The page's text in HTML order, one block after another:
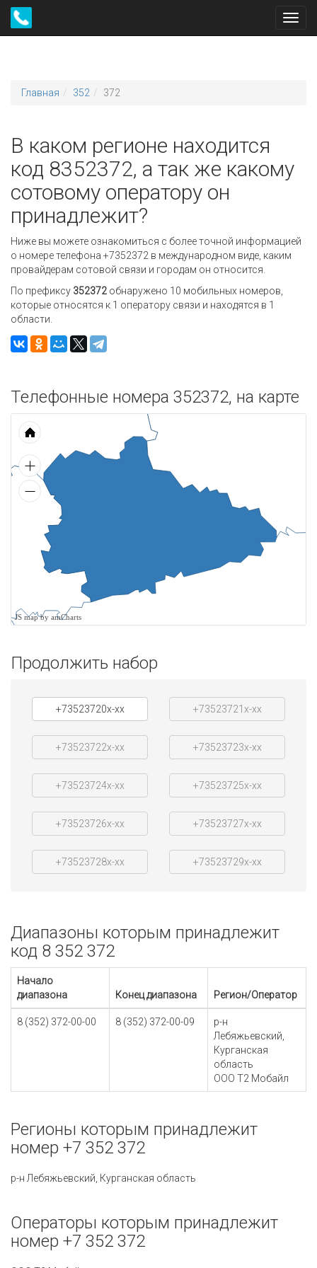
Главная 352 372
В каком регионе находится
код 8352372, а так же какому
сотовому оператору он
принадлежит?
Ниже вы можете ознакомиться с более точной информацией
о номере телефона +7352372 в международном виде, каким
провайдерам сотовой связи и городам он относится.
По префиксу 352372 обнаружено 10 мобильных номеров,
которые относятся к 1 оператору связи и находятся в 1
области.
Телефонные номера 352372, на карте
JS map by amCharts
Продолжить набор
+73523720x-xx +73523721x-xx
+73523722x-xx +73523723x-xx
+73523724x-xx +73523725x-xx
+73523726x-xx +73523727x-xx
+73523728x-xx +73523729x-xx
Диапазоны которым принадлежит
код 8 352 372
Начало
диапазона
Конец диапазона Регион/Оператор
8 (352) 372-00-00 8 (352) 372-00-09
р-н
Лебяжьевский,
Курганская
область
ООО Т2 Мобайл
Регионы которым принадлежит
номер +7 352 372
р-н Лебяжьевский, Курганская область
Операторы которым принадлежит
номер +7 352 372